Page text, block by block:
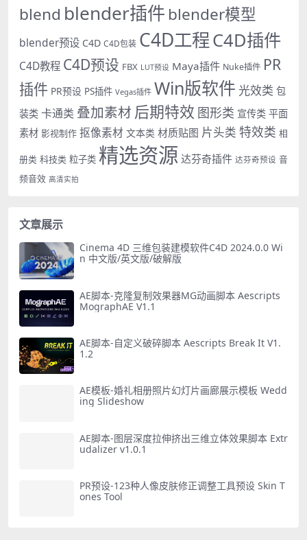
blend blender插件 blender模型
blender预设 C4D C4D包装 C4D工程C4D插件
C4D教程 C4D预设 FBX LUT预设 Maya插件 Nuke插件 PR
插件 PR预设 PS插件 Vegas插件 Win版软件 光效类 包
装类 卡通类 叠加素材 后期特效 图形类 宣传类 平面
素材 影视制作 抠像素材 文本类 材质贴图 片头类 特效类 相
册类 科技类 粒子类 精选资源 达芬奇插件 达芬奇预设 音
频音效 高清实拍
文章展示
Cinema 4D 三维包装建模软件C4D 2024.0.0 Wi
n 中文版/英文版/破解版
AE脚本-克隆复制效果器MG动画脚本 Aescripts
MographAE V1.1
AE脚本-自定义破碎脚本 Aescripts Break It V1.
1.2
AE模板-婚礼相册照片幻灯片画廊展示模板 Wedd
ing Slideshow
AE脚本-图层深度拉伸挤出三维立体效果脚本 Extr
udalizer v1.0.1
PR预设-123种人像皮肤修正调整工具预设 Skin T
ones Tool